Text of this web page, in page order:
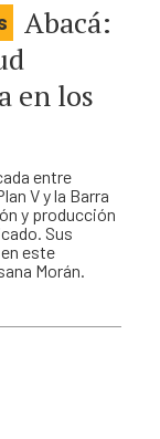
Abacá:
en los
entre
V y la Barra
y producción
Sus
este
Morán.